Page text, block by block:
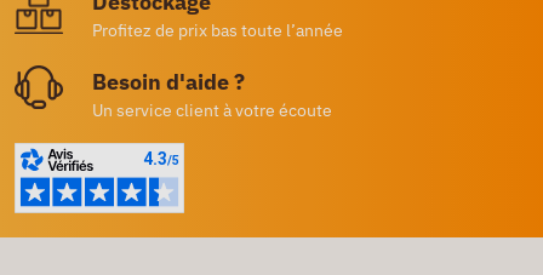
Profitez de prix bas toute l’année
Besoin d'aide ?
Un service client à votre écoute